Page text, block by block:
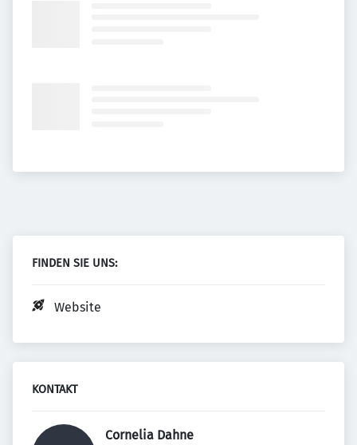
FINDEN SIE UNS:
Website
KONTAKT
Cornelia Dahne